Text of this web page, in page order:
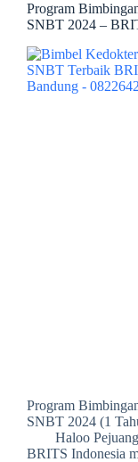
Program
SNBT 2024 –
Program
SNBT 2024 (1
Haloo Pejuang
BRITS Indonesia